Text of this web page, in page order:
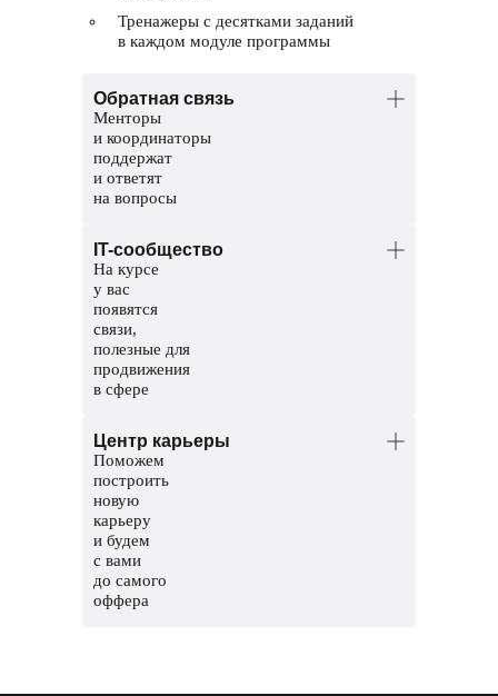
Тренажеры с десятками заданий
в каждом модуле программы
Обратная связь
Менторы
и координаторы
поддержат
и ответят
на вопросы
Помогут разобраться в темах и
проверят домашние задания.
Координаторы — команда заботы
о студентах. Решат организационные
вопросы, поддержат и помогут пройти
обучение до конца.
IT-сообщество
На курсе
у вас
появятся
связи,
полезные для
продвижения
в сфере
с другими студентами
Чат с ментором, чтобы прояснить
непонятные темы и задания
Мероприятия и стажировки
с партнерами, чтобы наработать опыт
и показать свои скиллы работодателям
Центр карьеры
Поможем
построить
новую
карьеру
и будем
с вами
до самого
оффера